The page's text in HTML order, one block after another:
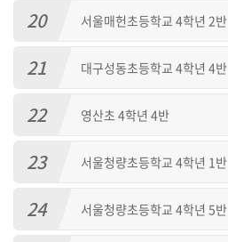
20 서울매헌초등학교 4학년 2반
21 대구성동초등학교 4학년 4반
22 영산초 4학년 4반
23 서울청량초등학교 4학년 1반
24 서울청량초등학교 4학년 5반